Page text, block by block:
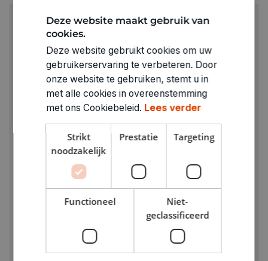
Deze website maakt gebruik van
cookies.
Deze website gebruikt cookies om uw
gebruikerservaring te verbeteren. Door
onze website te gebruiken, stemt u in
met alle cookies in overeenstemming
met ons Cookiebeleid. Lees verder
Strikt
noodzakelijk
Prestatie Targeting
Functioneel
Niet-
geclassificeerd